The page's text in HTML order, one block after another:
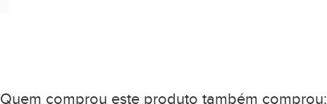
Quem comprou este produto também comprou: